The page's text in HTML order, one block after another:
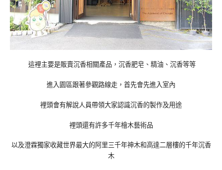
這裡主要是販賣沉香相關產品，沉香肥皂、精油、沉香等等
進入園區跟著參觀路線走，首先會先進入室內
裡頭會有解說人員帶領大家認識沉香的製作及用途
裡頭還有許多千年檜木藝術品
以及澄霖獨家收藏世界最大的阿里三千年神木和高達二層樓的千年沉香
木